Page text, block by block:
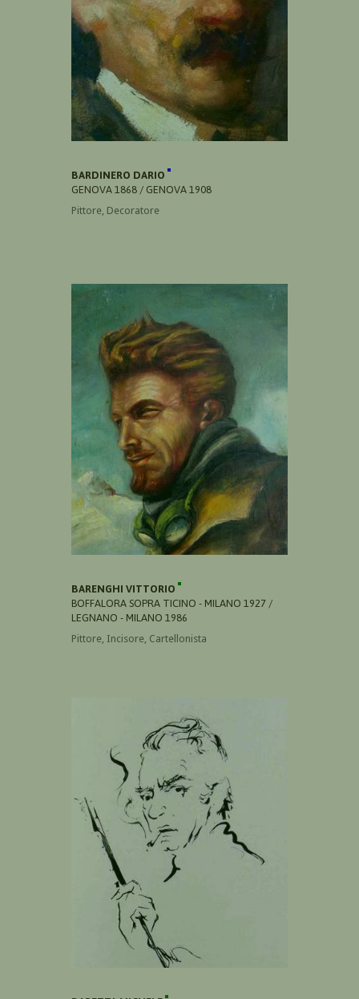
BARDINERO DARIO
GENOVA 1868 / GENOVA 1908
Pittore, Decoratore
BARENGHI VITTORIO
BOFFALORA SOPRA TICINO - MILANO 1927 /
LEGNANO - MILANO 1986
Pittore, Incisore, Cartellonista